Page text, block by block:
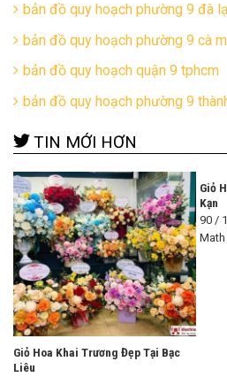
bản đồ quy hoạch phường 9 đà
bản đồ quy hoạch phường 9 cà
bản đồ quy hoạch quận 9 tphcm
bản đồ quy hoạch phường 9
TIN MỚI HƠN
Giỏ Hoa Khai Trương Đẹp Tại Bạc
Liêu
Giỏ
Kạn
90 /
Math